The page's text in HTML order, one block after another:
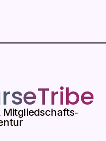
Mitgliedschafts‑